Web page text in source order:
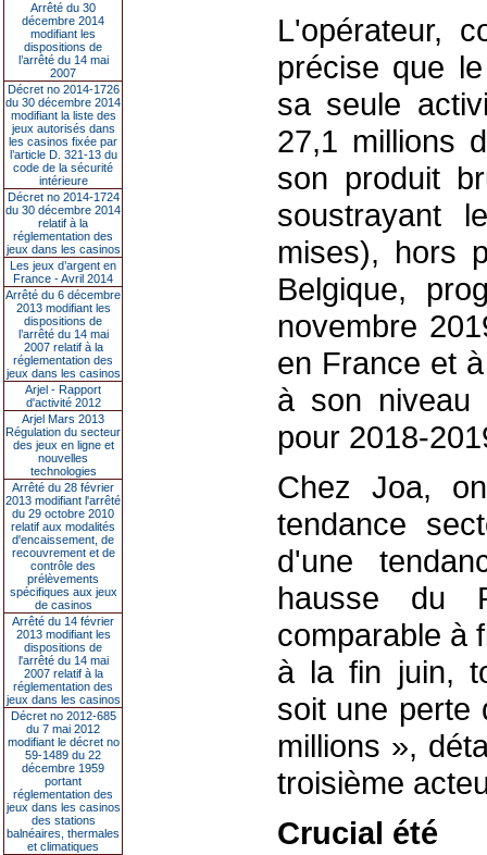
Arrêté du 30
décembre 2014
modifiant les
dispositions de
l’arrêté du 14 mai
2007
Décret no 2014-1726
du 30 décembre 2014
modifiant la liste des
jeux autorisés dans
les casinos fixée par
l’article D. 321-13 du
code de la sécurité
intérieure
Décret no 2014-1724
du 30 décembre 2014
relatif à la
réglementation des
jeux dans les casinos
Les jeux d’argent en
France - Avril 2014
Arrêté du 6 décembre
2013 modifiant les
dispositions de
l’arrêté du 14 mai
2007 relatif à la
réglementation des
jeux dans les casinos
Arjel - Rapport
d'activité 2012
Arjel Mars 2013
Régulation du secteur
des jeux en ligne et
nouvelles
technologies
Arrêté du 28 février
2013 modifiant l'arrêté
du 29 octobre 2010
relatif aux modalités
d'encaissement, de
recouvrement et de
contrôle des
prélèvements
spécifiques aux jeux
de casinos
Arrêté du 14 février
2013 modifiant les
dispositions de
l'arrêté du 14 mai
2007 relatif à la
réglementation des
jeux dans les casinos
Décret no 2012-685
du 7 mai 2012
modifiant le décret no
59-1489 du 22
décembre 1959
portant
réglementation des
jeux dans les casinos
des stations
balnéaires, thermales
et climatiques
L'opérateur,
précise que
sa seule
27,1 millions
son produit
soustrayant
mises), hors
Belgique,
novembre
en France et
à son niveau
pour 2018-
Chez Joa,
tendance
d'une
hausse du
comparable à
à la fin juin,
soit une perte
millions »,
troisième
Crucial été